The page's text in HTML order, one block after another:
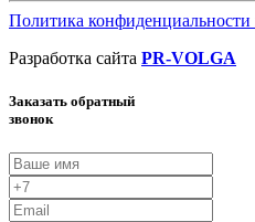
Политика конфиденциальности
Разработка сайта PR-VOLGA
Заказать обратный
звонок